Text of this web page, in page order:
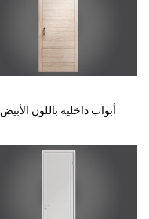
أبواب داخلية باللون الأبيض